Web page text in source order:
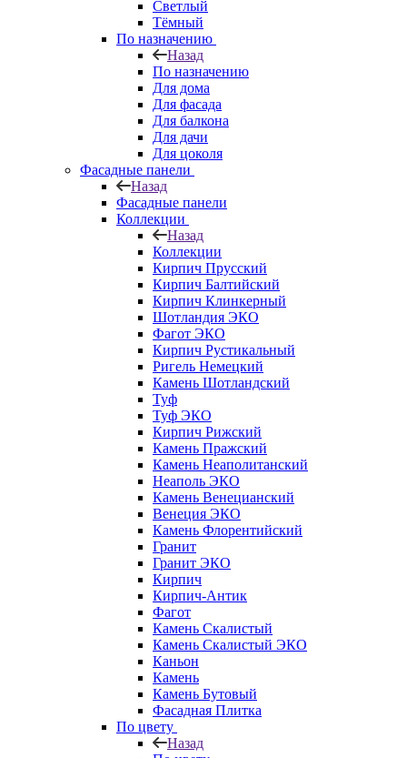
Светлый
Тёмный
По назначению
Назад
По назначению
Для дома
Для фасада
Для балкона
Для дачи
Для цоколя
Фасадные панели
Назад
Фасадные панели
Коллекции
Назад
Коллекции
Кирпич Прусский
Кирпич Балтийский
Кирпич Клинкерный
Шотландия ЭКО
Фагот ЭКО
Кирпич Рустикальный
Ригель Немецкий
Камень Шотландский
Туф
Туф ЭКО
Кирпич Рижский
Камень Пражский
Камень Неаполитанский
Неаполь ЭКО
Камень Венецианский
Венеция ЭКО
Камень Флорентийский
Гранит
Гранит ЭКО
Кирпич
Кирпич-Антик
Фагот
Камень Скалистый
Камень Скалистый ЭКО
Каньон
Камень
Камень Бутовый
Фасадная Плитка
По цвету
Назад